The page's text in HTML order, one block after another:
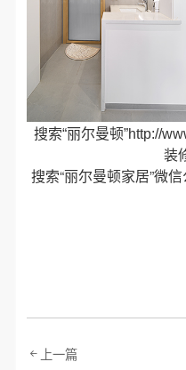
搜索“丽尔曼顿”http://
装
搜索“丽尔曼顿家居”微
上一篇